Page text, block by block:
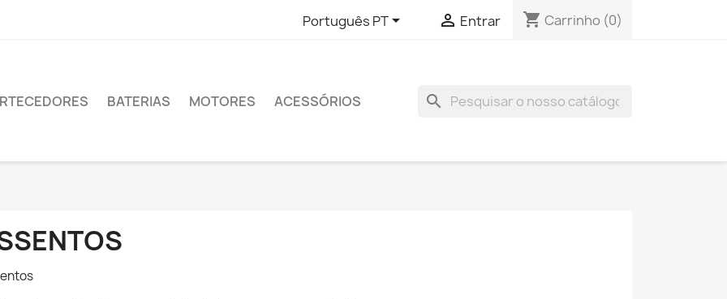
Português PT  Entrar shopping_cart Carrinho (0)
BATERIAS MOTORES ACESSÓRIOS search